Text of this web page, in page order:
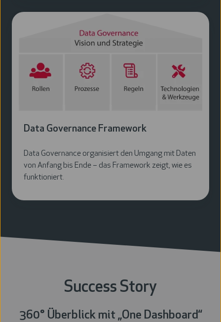
Data
Data Governance Framework
Data Governance organisiert den Umgang mit Daten
von Anfang bis Ende – das Framework zeigt, wie es
funktioniert.
Success Story
360° Überblick mit „One Dashboard“